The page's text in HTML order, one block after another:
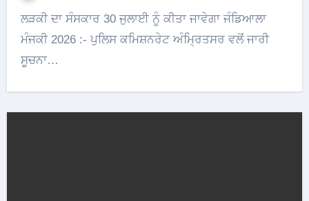
ਲੜਕੀ ਦਾ ਸੰਸਕਾਰ 30 ਜੁਲਾਈ ਨੂੰ ਕੀਤਾ ਜਾਵੇਗਾ ਜੰਡਿਆਲਾ
ਮੰਜਕੀ 2026 :- ਪੁਲਿਸ ਕਮਿਸ਼ਨਰੇਟ ਅੰਮ੍ਰਿਤਸਰ ਵਲੋਂ ਜਾਰੀ
ਸੂਚਨਾ…